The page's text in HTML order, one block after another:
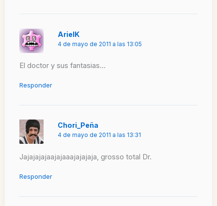
ArielK
4 de mayo de 2011 a las 13:05
El doctor y sus fantasias…
Responder
Chori_Peña
4 de mayo de 2011 a las 13:31
Jajajajajaajajaaajajajaja, grosso total Dr.
Responder